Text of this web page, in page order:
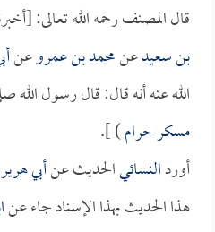
قال المصنف رحمه الله تعالى:
بن سعيدعنمحمد بن عمروعن
الله عنه أنه قال: قال رسول الله
مسكر حرام) ].
أوردالنسائيالحديث عنأبي
هذا الحديث بهذا الإسناد جاء عن